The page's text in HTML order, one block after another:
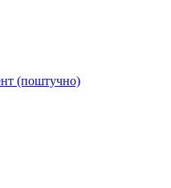
(поштучно)